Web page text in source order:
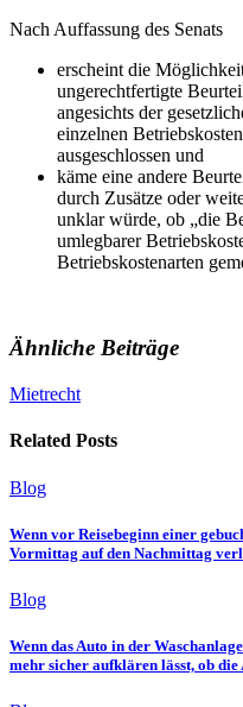
Nach Auffassung des Senats
erscheint die
ungerechtfertigte
angesichts der
einzelnen
ausgeschlossen und
käme eine andere
durch Zusätze oder
unklar würde, ob „die
umlegbarer
Betriebskostenarten
Ähnliche Beiträge
Mietrecht
Related Posts
Blog
Wenn vor Reisebeginn einer
Vormittag auf den Nachmittag
Blog
Wenn das Auto in der
mehr sicher aufklären lässt, ob